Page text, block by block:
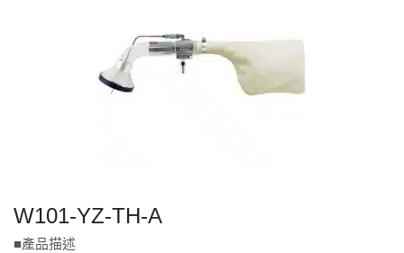
W101-YZ-TH-A
■產品描述